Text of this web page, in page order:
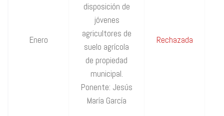
Enero
disposición de
jóvenes
agricultores de
suelo agrícola
de propiedad
municipal.
Ponente: Jesús
María García
Rechazada